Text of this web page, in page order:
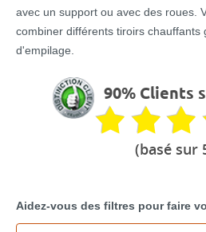
avec un support ou avec des roues.
combiner différents tiroirs chauffants
d'empilage.
90% Clients
(basé sur
Aidez-vous des filtres pour faire